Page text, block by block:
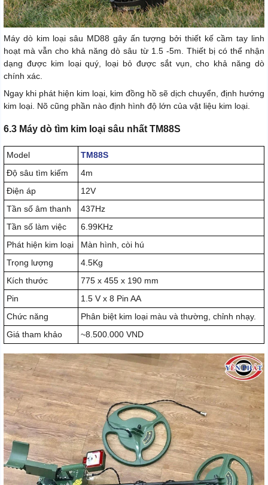
Máy dò kim loại sâu MD88 gây ấn tượng bởi thiết kế cầm tay linh
hoạt mà vẫn cho khả năng dò sâu từ 1.5 -5m. Thiết bị có thể nhận
dạng được kim loại quý, loại bỏ được sắt vụn, cho khả năng dò
chính xác.
Ngay khi phát hiện kim loại, kim đồng hồ sẽ dịch chuyển, định hướng
kim loại. Nõ cũng phần nào định hình độ lớn của vật liệu kim loại.
6.3 Máy dò tìm kim loại sâu nhất TM88S
Model
TM88S
Độ sâu tìm kiếm
4m
Điện áp
12V
Tần số âm thanh
437Hz
Tần số làm việc
6.99KHz
Phát hiện kim loại
Màn hình, còi hú
Trọng lượng
4.5Kg
Kích thước
775 x 455 x 190 mm
Pin
1.5 V x 8 Pin AA
Chức năng
Phân biệt kim loại màu và thường, chỉnh nhạy.
Giá tham khảo
~8.500.000 VND